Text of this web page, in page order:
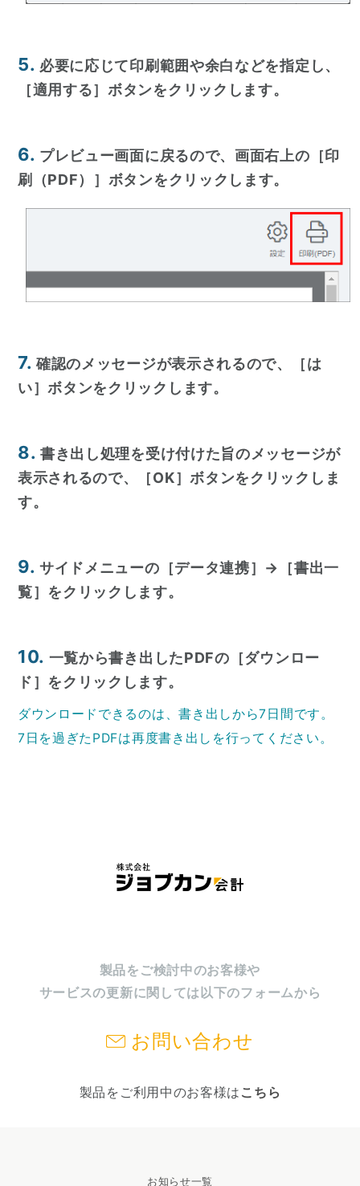
5. 必要に応じて印刷範囲や余白などを指定し、
［適用する］ボタンをクリックします。
6. プレビュー画面に戻るので、画面右上の［印
刷（PDF）］ボタンをクリックします。
7. 確認のメッセージが表示されるので、［は
い］ボタンをクリックします。
8. 書き出し処理を受け付けた旨のメッセージが
表示されるので、［OK］ボタンをクリックしま
す。
9. サイドメニューの［データ連携］→［書出一
覧］をクリックします。
10. 一覧から書き出したPDFの［ダウンロー
ド］をクリックします。
ダウンロードできるのは、書き出しから7日間です。
7日を過ぎたPDFは再度書き出しを行ってください。
製品をご検討中のお客様や
サービスの更新に関しては以下のフォームから
お問い合わせ
製品をご利用中のお客様は こちら
お知らせ一覧